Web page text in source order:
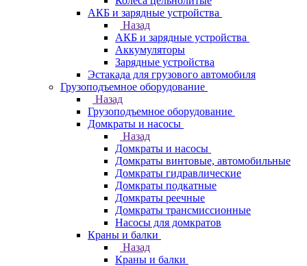
АКБ и зарядные устройства
Назад
АКБ и зарядные устройства
Аккумуляторы
Зарядные устройства
Эстакада для грузового автомобиля
Грузоподъемное оборудование
Назад
Грузоподъемное оборудование
Домкраты и насосы
Назад
Домкраты и насосы
Домкраты винтовые, автомобильные
Домкраты гидравлические
Домкраты подкатные
Домкраты реечные
Домкраты трансмиссионные
Насосы для домкратов
Краны и балки
Назад
Краны и балки